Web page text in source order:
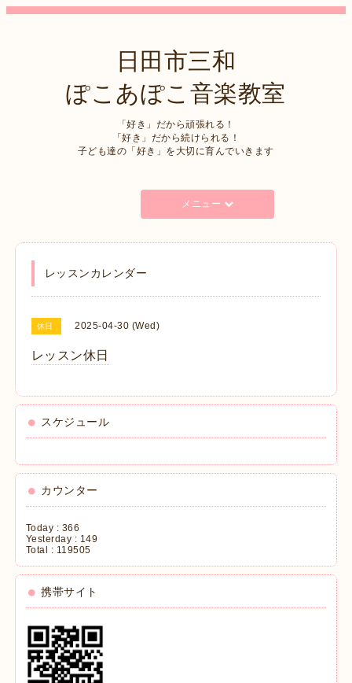
日田市三和
ぽこあぽこ音楽教室
「好き」だから頑張れる！
「好き」だから続けられる！
子ども達の「好き」を大切に育んでいきます
メニュー
レッスンカレンダー
休日 2025-04-30 (Wed)
レッスン休日
スケジュール
カウンター
Today : 366
Yesterday : 149
Total : 119505
携帯サイト